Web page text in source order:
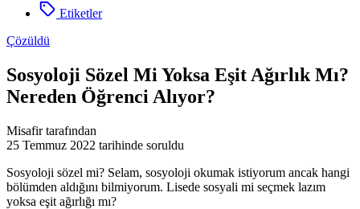
Etiketler
Çözüldü
Sosyoloji Sözel Mi Yoksa Eşit Ağırlık Mı?
Nereden Öğrenci Alıyor?
Misafir tarafından
25 Temmuz 2022 tarihinde soruldu
Sosyoloji sözel mi? Selam, sosyoloji okumak istiyorum ancak hangi
bölümden aldığını bilmiyorum. Lisede sosyali mi seçmek lazım
yoksa eşit ağırlığı mı?